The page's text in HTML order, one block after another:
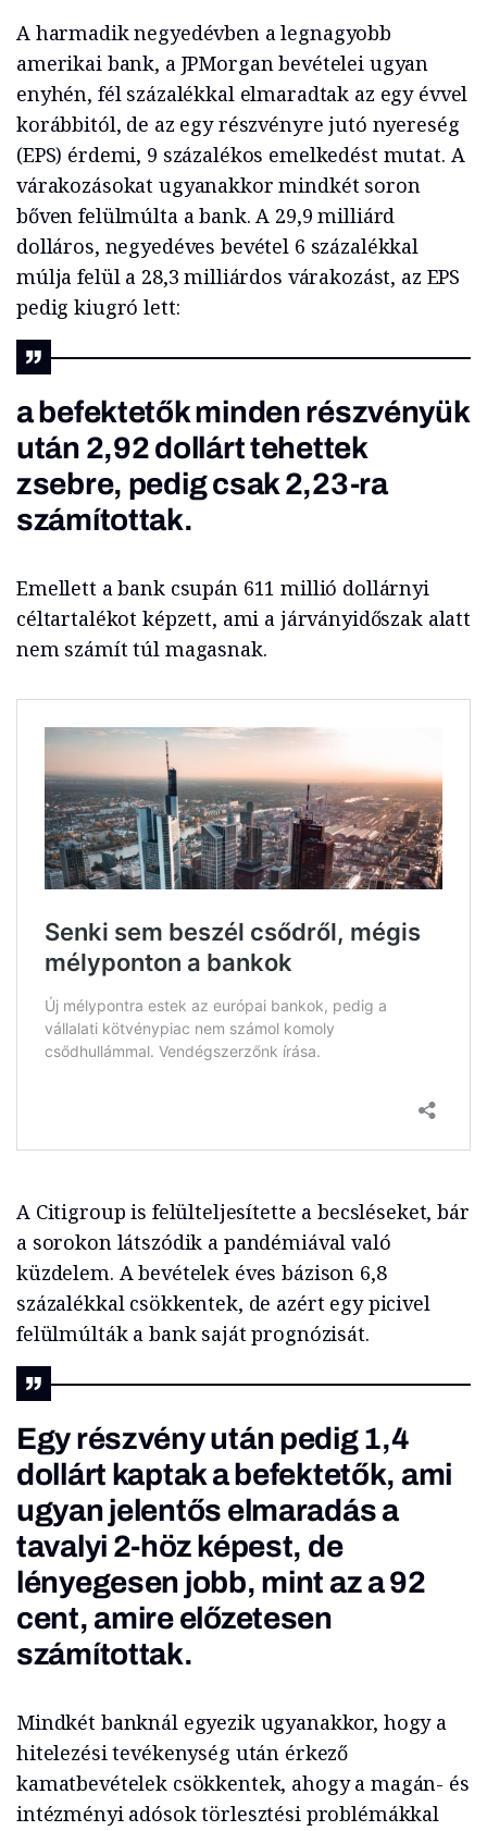
A harmadik negyedévben a legnagyobb
amerikai bank, a JPMorgan bevételei ugyan
enyhén, fél százalékkal elmaradtak az egy évvel
korábbitól, de az egy részvényre jutó nyereség
(EPS) érdemi, 9 százalékos emelkedést mutat. A
várakozásokat ugyanakkor mindkét soron
bőven felülmúlta a bank. A 29,9 milliárd
dolláros, negyedéves bevétel 6 százalékkal
múlja felül a 28,3 milliárdos várakozást, az EPS
pedig kiugró lett:
a befektetők minden részvényük
után 2,92 dollárt tehettek
zsebre, pedig csak 2,23-ra
számítottak.
Emellett a bank csupán 611 millió dollárnyi
céltartalékot képzett, ami a járványidőszak alatt
nem számít túl magasnak.
A Citigroup is felülteljesítette a becsléseket, bár
a sorokon látszódik a pandémiával való
küzdelem. A bevételek éves bázison 6,8
százalékkal csökkentek, de azért egy picivel
felülmúlták a bank saját prognózisát.
Egy részvény után pedig 1,4
dollárt kaptak a befektetők, ami
ugyan jelentős elmaradás a
tavalyi 2-höz képest, de
lényegesen jobb, mint az a 92
cent, amire előzetesen
számítottak.
Mindkét banknál egyezik ugyanakkor, hogy a
hitelezési tevékenység után érkező
kamatbevételek csökkentek, ahogy a magán- és
intézményi adósok törlesztési problémákkal